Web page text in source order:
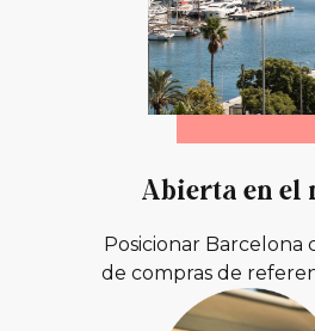
Abierta en el
Posicionar Barcelona
de compras de